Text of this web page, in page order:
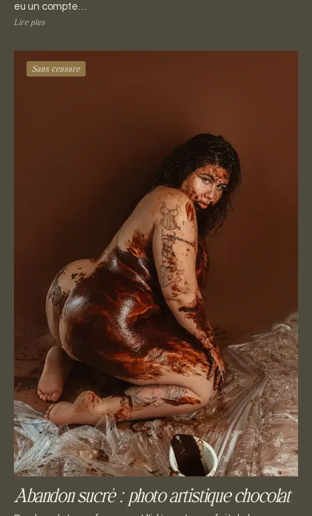
eu un compte…
Lire plus
Sans censure
Abandon sucré : photo artistique chocolat